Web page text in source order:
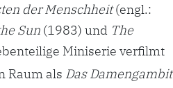
der Menschheit(engl.:
Sun (1983) und The
Miniserie verfilmt
Raum als Das Damengambit